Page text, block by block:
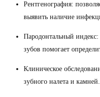
Рентгенография:
выявить наличие
Пародонтальный
зубов помогает
Клиническое
зубного налета и камней.